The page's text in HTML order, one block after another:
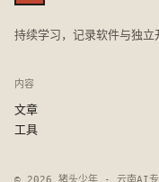
持续学习，记录软件与独立
内容
文章
工具